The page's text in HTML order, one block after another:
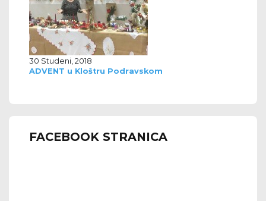
30 Studeni, 2018
ADVENT u Kloštru Podravskom
FACEBOOK STRANICA